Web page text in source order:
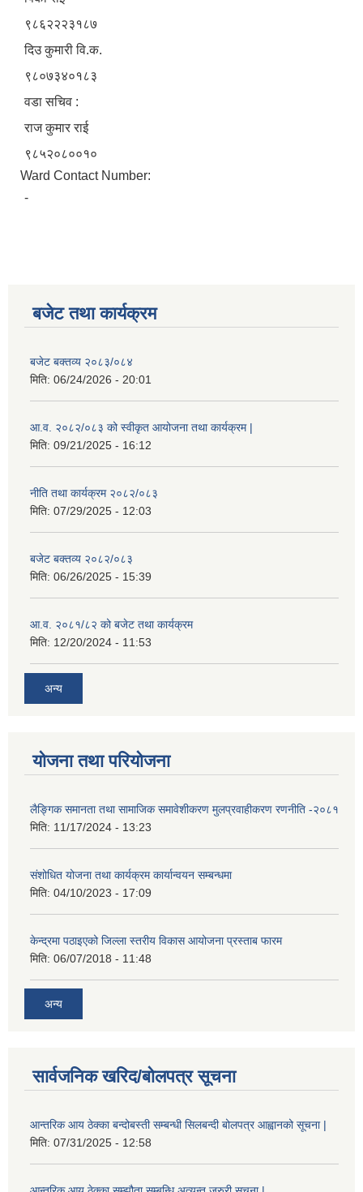
९८६२२२३१८७
दिउ कुमारी वि.क.
९८०७३४०१८३
वडा सचिव :
राज कुमार राई
९८५२०८००१०
Ward Contact Number:
-
बजेट तथा कार्यक्रम
बजेट बक्तव्य २०८३/०८४
मिति: 06/24/2026 - 20:01
आ.व. २०८२/०८३ को स्वीकृत आयोजना तथा कार्यक्रम |
मिति: 09/21/2025 - 16:12
नीति तथा कार्यक्रम २०८२/०८३
मिति: 07/29/2025 - 12:03
बजेट बक्तव्य २०८२/०८३
मिति: 06/26/2025 - 15:39
आ.व. २०८१/८२ को बजेट तथा कार्यक्रम
मिति: 12/20/2024 - 11:53
अन्य
योजना तथा परियोजना
लैङ्गिक समानता तथा सामाजिक समावेशीकरण मुलप्रवाहीकरण रणनीति -२०८१
मिति: 11/17/2024 - 13:23
संशोधित योजना तथा कार्यक्रम कार्यान्वयन सम्बन्धमा
मिति: 04/10/2023 - 17:09
केन्द्रमा पठाइएको जिल्ला स्तरीय विकास आयोजना प्रस्ताब फारम
मिति: 06/07/2018 - 11:48
अन्य
सार्वजनिक खरिद/बोलपत्र सूचना
आन्तरिक आय ठेक्का बन्दोबस्ती सम्बन्धी सिलबन्दी बोलपत्र आह्वानको सूचना |
मिति: 07/31/2025 - 12:58